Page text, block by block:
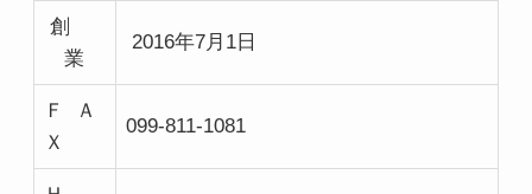
創
業
2016年7月1日
Ｆ Ａ
Ｘ
099-811-1081